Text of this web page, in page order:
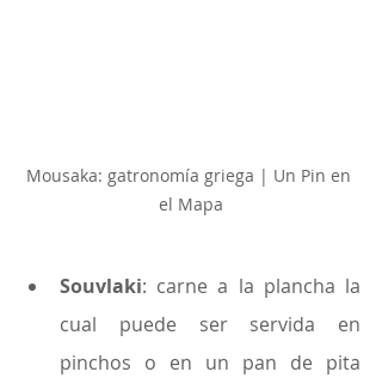
Mousaka: gatronomía griega | Un Pin en
el Mapa
Souvlaki: carne a la plancha la
cual puede ser servida en
pinchos o en un pan de pita